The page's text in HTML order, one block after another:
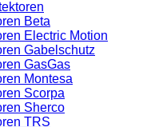
Beta
Electric Motion
Gabelschutz
GasGas
Montesa
Scorpa
Sherco
TRS